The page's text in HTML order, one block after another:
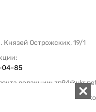
Князей Острожских, 19/1
04-85
редакции:
службы новостей: